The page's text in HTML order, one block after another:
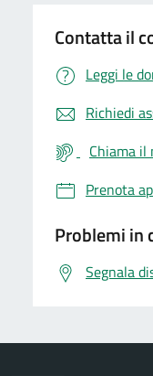
Contatta il
Leggi le
Richiedi
Chiama
Prenota
Problemi in
Segnala